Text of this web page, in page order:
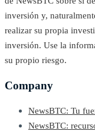
inversión y,
realizar su propia
inversión. Use la
su propio riesgo.
Company
NewsBTC: Tu
NewsBTC: